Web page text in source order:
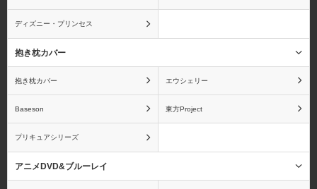
ディズニー・プリンセス
抱き枕カバー
抱き枕カバー エウシェリー
Baseson 東方Project
プリキュアシリーズ
アニメDVD&ブルーレイ